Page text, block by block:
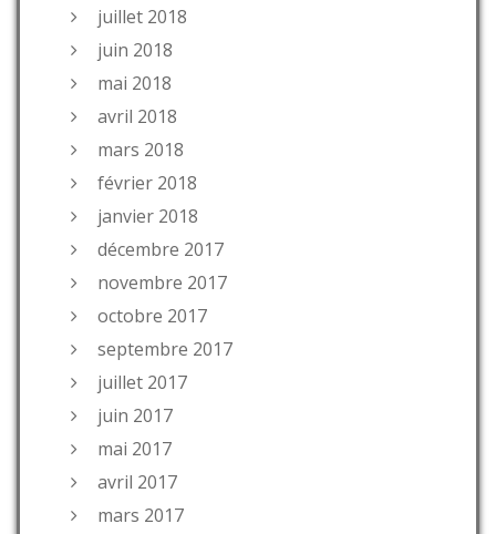
juillet 2018
juin 2018
mai 2018
avril 2018
mars 2018
février 2018
janvier 2018
décembre 2017
novembre 2017
octobre 2017
septembre 2017
juillet 2017
juin 2017
mai 2017
avril 2017
mars 2017